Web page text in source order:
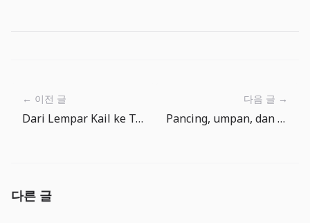
← 이전 글
Dari Lempar Kail ke Tarik: Membaca Satu Sesi
다음 글 →
Pancing, umpan, dan jaring: panduan perlengkapan sederhana untuk The Big One
다른 글